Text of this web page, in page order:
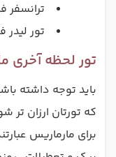
ترانسفر
تور لیدر
تور لحظه آخری
باید توجه داشته
که تورتان ارزان تر
برای مارماریس